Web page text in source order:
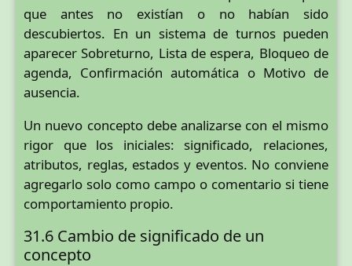
que antes no existían o no habían sido
descubiertos. En un sistema de turnos pueden
aparecer Sobreturno, Lista de espera, Bloqueo de
agenda, Confirmación automática o Motivo de
ausencia.
Un nuevo concepto debe analizarse con el mismo
rigor que los iniciales: significado, relaciones,
atributos, reglas, estados y eventos. No conviene
agregarlo solo como campo o comentario si tiene
comportamiento propio.
31.6 Cambio de significado de un
concepto